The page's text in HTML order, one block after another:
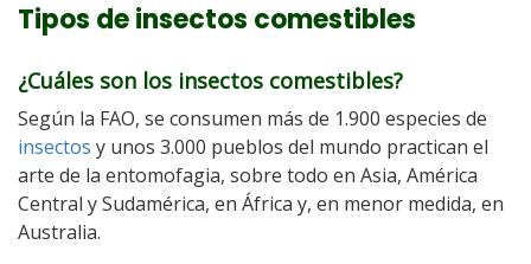
Tipos de insectos comestibles
¿Cuáles son los insectos comestibles?
Según la FAO, se consumen más de 1.900 especies de
insectos y unos 3.000 pueblos del mundo practican el
arte de la entomofagia, sobre todo en Asia, América
Central y Sudamérica, en África y, en menor medida, en
Australia.